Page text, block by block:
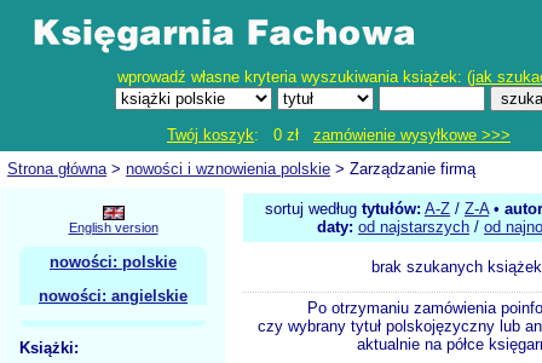
wprowadź własne kryteria wyszukiwania książek: (jak
Twój koszyk: 0 zł zamówienie wysyłkowe >>>
Strona główna> nowości i wznowienia polskie > Zarządzanie firmą
English version
nowości: polskie
nowości: angielskie
Książki:
sortuj według tytułów: A-Z / Z-A•
daty: od najstarszych / od
brak szukanych książek
Po otrzymaniu zamówienia
czy wybrany tytuł polskojęzyczny lub
aktualnie na półce